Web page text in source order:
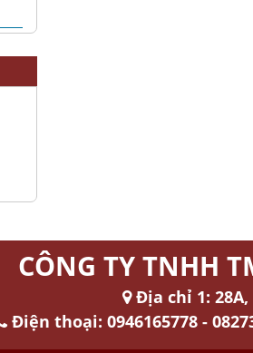
CÔNG TY TNHH
Địa chỉ 1: 28A,
Điện thoại: 0946165778 -